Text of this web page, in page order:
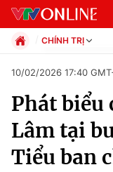
Chuyên mục
Chính trị
CHÍNH TRỊ
Xã hội
Pháp luật
Thể thao
Truyền hình
10/02/2026 17:40
Phát biểu
Lâm tại
Tiểu ban